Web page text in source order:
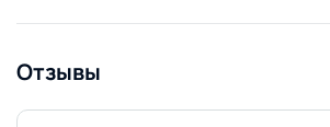
Отзывы